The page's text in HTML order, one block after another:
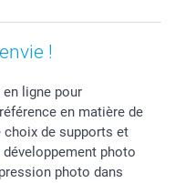
!
ligne pour
en matière de
choix de supports et
photo
photo dans